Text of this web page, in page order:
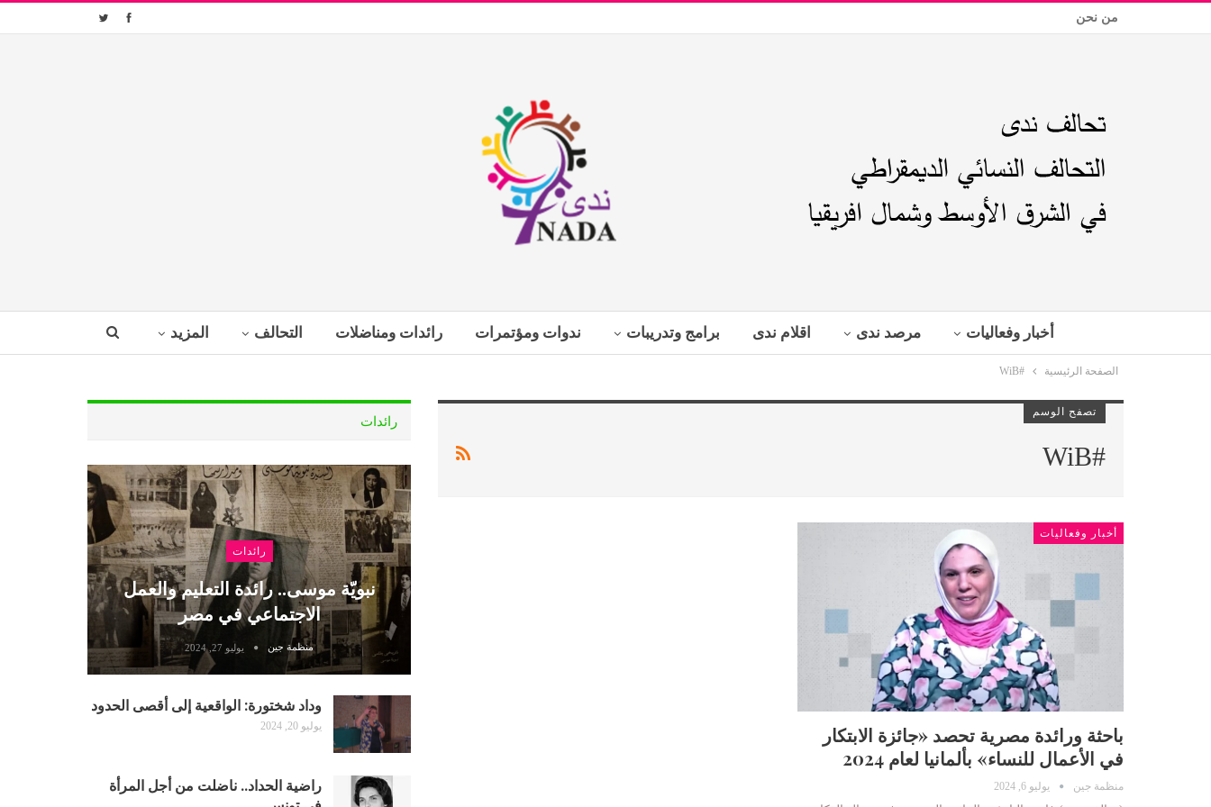
من نحن
أخبار وفعاليات مرصد ندى اقلام ندى برامج وتدريبات ندوات ومؤتمرات رائدات ومناضلات التحالف المزيد
الصفحة الرئيسية #WiB
تصفح الوسم
#WiB
أخبار وفعاليات
باحثة ورائدة مصرية تحصد «جائزة الابتكار
في الأعمال للنساء» بألمانيا لعام 2024
منظمة جين يوليو 6, 2024
رائدات
رائدات
نبويّة موسى.. رائدة التعليم والعمل
الاجتماعي في مصر
منظمة جين يوليو 27, 2024
وداد شختورة: الواقعية إلى أقصى الحدود
يوليو 20, 2024
راضية الحداد.. ناضلت من أجل المرأة